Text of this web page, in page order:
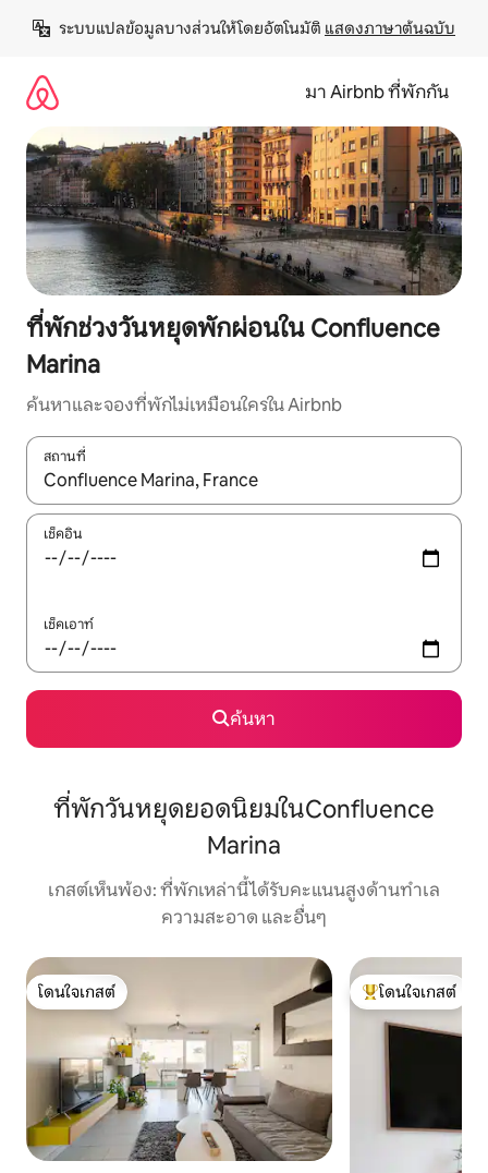
เนื้อหา
ระบบแปลข้อมูลบางส่วนให้โดยอัตโนมัติ แสดงภาษาต้นฉบับ
มา Airbnb ที่พักกัน
ที่พักช่วงวันหยุดพักผ่อนใน Confluence
Marina
ค้นหาและจองที่พักไม่เหมือนใครใน Airbnb
สถานที่
ใช้ลูกศรขึ้นลง หรือใช้การสัมผัสหรือปัด เพื่อสำรวจผลการค้นหา
เช็คอิน
เช็คเอาท์
ค้นหา
ที่พักวันหยุดยอดนิยมในConfluence
Marina
เกสต์เห็นพ้อง: ที่พักเหล่านี้ได้รับคะแนนสูงด้านทำเล
ความสะอาด และอื่นๆ
โดนใจเกสต์
โดนใจเกสต์
โดนใจเกสต์ที่สุด
โดนใจเกสต์